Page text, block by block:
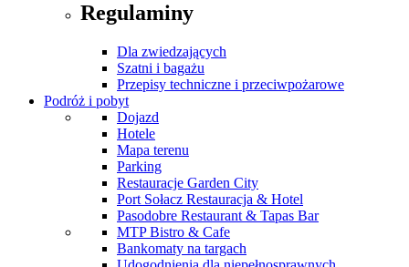
Regulaminy
Dla zwiedzających
Szatni i bagażu
Przepisy techniczne i przeciwpożarowe
Podróż i pobyt
Dojazd
Hotele
Mapa terenu
Parking
Restauracje Garden City
Port Sołacz Restauracja & Hotel
Pasodobre Restaurant & Tapas Bar
MTP Bistro & Cafe
Bankomaty na targach